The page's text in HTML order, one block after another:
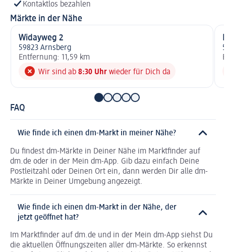
Kontaktlos bezahlen
Märkte in der Nähe
Widayweg 2
59823 Arnsberg
Entfernung: 11,59 km
Wir sind ab 8:30 Uhr wieder für Dich da
FAQ
Wie finde ich einen dm-Markt in meiner Nähe?
Du findest dm-Märkte in Deiner Nähe im Marktfinder auf
dm.de oder in der Mein dm-App. Gib dazu einfach Deine
Postleitzahl oder Deinen Ort ein, dann werden Dir alle dm-
Märkte in Deiner Umgebung angezeigt.
Wie finde ich einen dm-Markt in der Nähe, der
jetzt geöffnet hat?
Im Marktfinder auf dm.de und in der Mein dm-App siehst Du
die aktuellen Öffnungszeiten aller dm-Märkte. So erkennst